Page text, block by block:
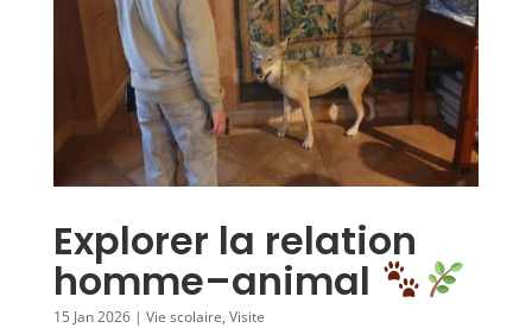
Explorer la relation
homme–animal
15 Jan 2026| Vie scolaire, Visite